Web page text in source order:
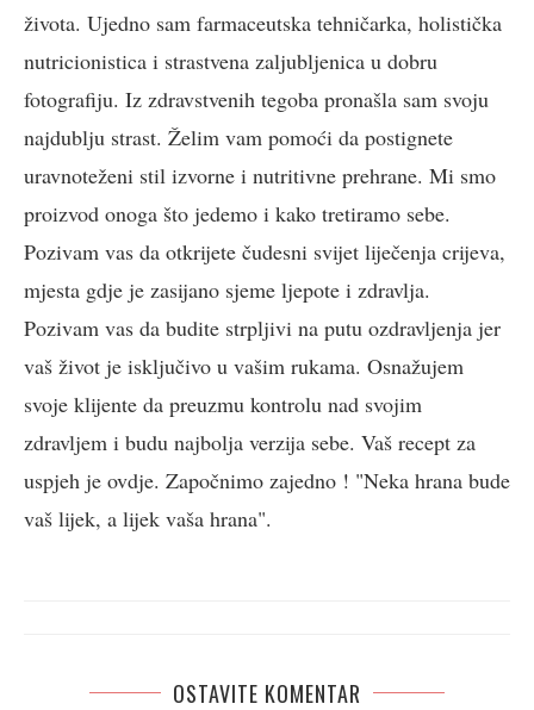
života. Ujedno sam farmaceutska tehničarka, holistička
nutricionistica i strastvena zaljubljenica u dobru
fotografiju. Iz zdravstvenih tegoba pronašla sam svoju
najdublju strast. Želim vam pomoći da postignete
uravnoteženi stil izvorne i nutritivne prehrane. Mi smo
proizvod onoga što jedemo i kako tretiramo sebe.
Pozivam vas da otkrijete čudesni svijet liječenja crijeva,
mjesta gdje je zasijano sjeme ljepote i zdravlja.
Pozivam vas da budite strpljivi na putu ozdravljenja jer
vaš život je isključivo u vašim rukama. Osnažujem
svoje klijente da preuzmu kontrolu nad svojim
zdravljem i budu najbolja verzija sebe. Vaš recept za
uspjeh je ovdje. Započnimo zajedno ! "Neka hrana bude
vaš lijek, a lijek vaša hrana".
OSTAVITE KOMENTAR